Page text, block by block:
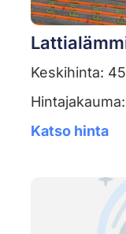
Keskihinta:
Katso hinta